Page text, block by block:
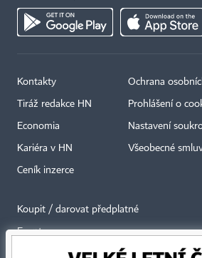
Kontakty
Tiráž redakce HN
Economia
Kariéra v HN
Ceník inzerce
Ochrana
Prohlášení o
Nastavení
Všeobecné
Koupit / darovat předplatné
Eventy
Newslettery